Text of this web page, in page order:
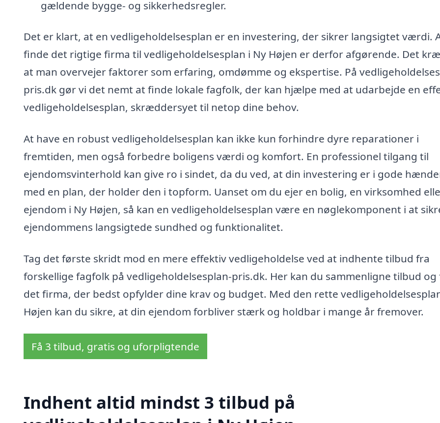
gældende bygge- og sikkerhedsregler.
Det er klart, at en vedligeholdelsesplan er en investering, der sikrer langsigtet værdi.
finde det rigtige firma til vedligeholdelsesplan i Ny Højen er derfor afgørende. Det
at man overvejer faktorer som erfaring, omdømme og ekspertise. På
pris.dk gør vi det nemt at finde lokale fagfolk, der kan hjælpe med at udarbejde en
vedligeholdelsesplan, skræddersyet til netop dine behov.
At have en robust vedligeholdelsesplan kan ikke kun forhindre dyre reparationer i
fremtiden, men også forbedre boligens værdi og komfort. En professionel tilgang til
ejendomsvinterhold kan give ro i sindet, da du ved, at din investering er i gode
med en plan, der holder den i topform. Uanset om du ejer en bolig, en virksomhed
ejendom i Ny Højen, så kan en vedligeholdelsesplan være en nøglekomponent i at
ejendommens langsigtede sundhed og funktionalitet.
Tag det første skridt mod en mere effektiv vedligeholdelse ved at indhente tilbud fra
forskellige fagfolk på vedligeholdelsesplan-pris.dk. Her kan du sammenligne tilbud
det firma, der bedst opfylder dine krav og budget. Med den rette
Højen kan du sikre, at din ejendom forbliver stærk og holdbar i mange år fremover.
Få 3 tilbud, gratis og uforpligtende
Indhent altid mindst 3 tilbud på